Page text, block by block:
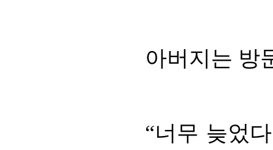
아버지는 방
“너무 늦었